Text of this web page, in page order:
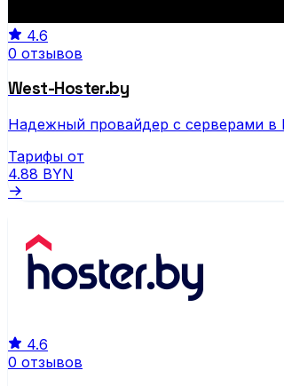
4.6
0 отзывов
West-Hoster.by
Надежный провайдер с серверами в
Тарифы от
4.88 BYN
4.6
0 отзывов